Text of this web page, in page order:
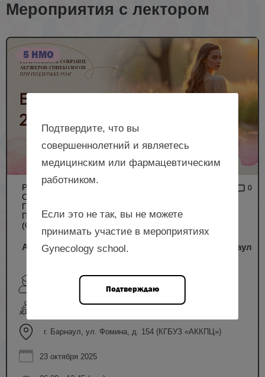
Мероприятия с лектором
5 НМО
РЕГИОНАЛЬНОЕ
СОБРАНИЕ АКУШЕРОВ-
ГИНЕКОЛОГОВ ПРИ
ПОДДЕРЖКЕ РОАГ
(ОЧНЫЙ ФОРМАТ)
0
Алтайский форум акушеров-гинекологов, г. Барнаул
Колядо О.В., Молчанова И.В., Ремнева О.В.,
Антошкина Л.В., Гончарук О.Д. и др.
г. Барнаул, ул. Фомина, д. 154 (КГБУЗ «АККПЦ»)
23 октября 2025
Подтвердите, что вы
совершеннолетний и являетесь
медицинским или фармацевтическим
работником.
Если это не так, вы не можете
принимать участие в мероприятиях
Gynecology school.
Подтверждаю